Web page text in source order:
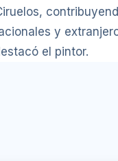
y
el pintor.